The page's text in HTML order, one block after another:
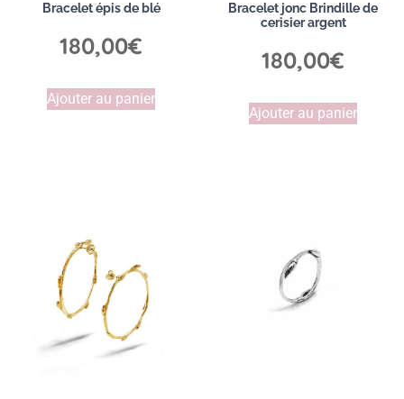
Bracelet épis de blé
180,00€
Ajouter au panier
Bracelet jonc Brindille de
cerisier argent
180,00€
Ajouter au panier